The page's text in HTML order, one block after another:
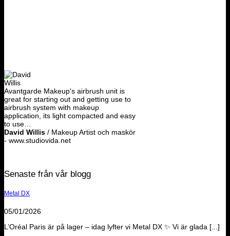
Avantgarde Makeup's airbrush unit is
great for starting out and getting use to
airbrush system with makeup
application, its light compacted and easy
to use…
David Willis / Makeup Artist och maskör
- www.studiovida.net
Senaste från vår blogg
Metal DX
05/01/2026
L’Oréal Paris är på lager – idag lyfter vi Metal DX ✨ Vi är glada [...]